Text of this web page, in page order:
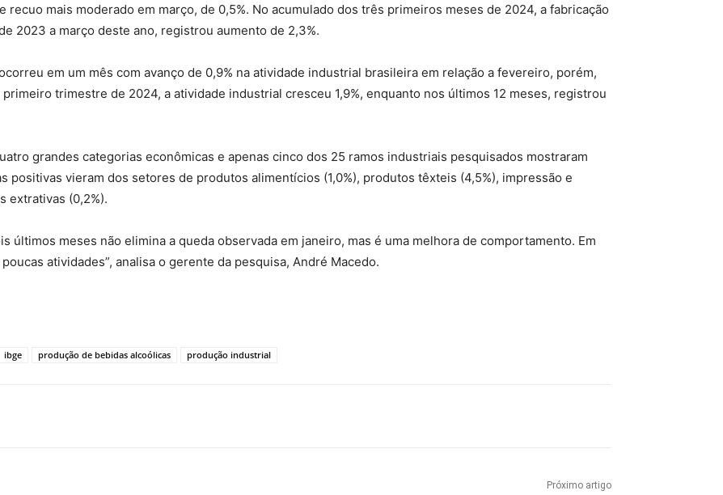
recuo mais moderado em março, de 0,5%. No acumulado dos três primeiros meses de 2024, a fabricação
2023 a março deste ano, registrou aumento de 2,3%.
em um mês com avanço de 0,9% na atividade industrial brasileira em relação a fevereiro, porém,
trimestre de 2024, a atividade industrial cresceu 1,9%, enquanto nos últimos 12 meses, registrou
grandes categorias econômicas e apenas cinco dos 25 ramos industriais pesquisados mostraram
positivas vieram dos setores de produtos alimentícios (1,0%), produtos têxteis (4,5%), impressão e
extrativas (0,2%).
últimos meses não elimina a queda observada em janeiro, mas é uma melhora de comportamento. Em
atividades”, analisa o gerente da pesquisa, André Macedo.
ibge produção de bebidas alcoólicas produção industrial
Próximo artigo